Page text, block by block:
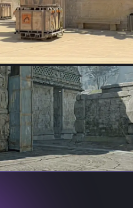
из России.
Ladies. Также она
в ACES Ladies.
она имеет более 140
новинки. Скачать